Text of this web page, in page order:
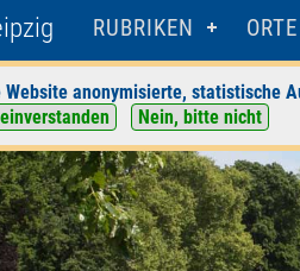
RUBRIKEN ORTE
Website anonymisierte,
Nein, bitte nicht